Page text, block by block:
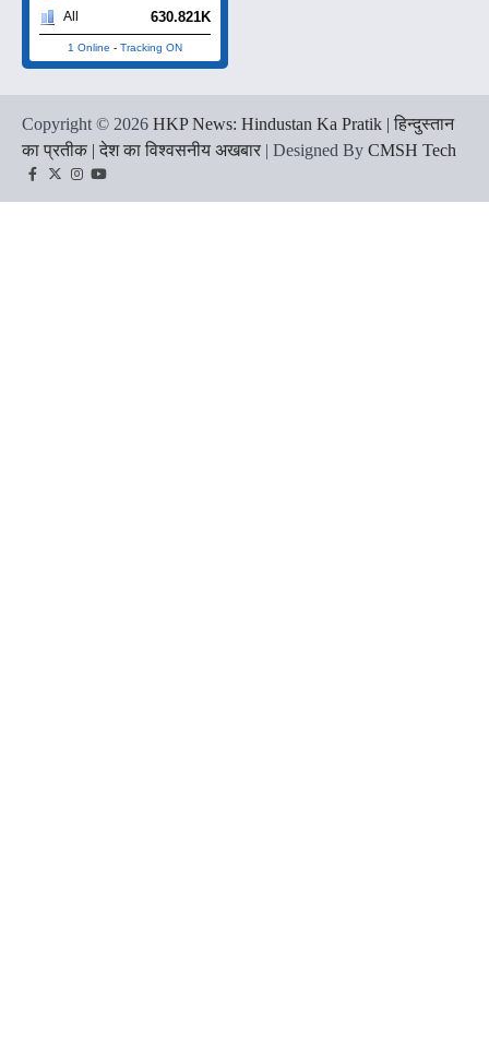
All 630.821K
1 Online - Tracking ON
Copyright © 2026 HKP News: Hindustan Ka Pratik | हिन्दुस्तान
का प्रतीक | देश का विश्वसनीय अखबार | Designed By CMSH Tech
Facebook
TwitterInstagram
YouTube